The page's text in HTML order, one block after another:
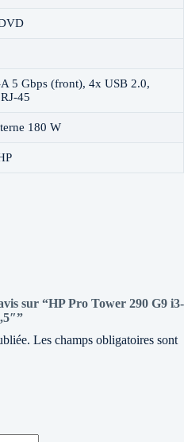
5 Gbps (front), 4x USB 2.0,
45
180 W
sur “HP Pro Tower 290 G9 i3-
Les champs obligatoires sont